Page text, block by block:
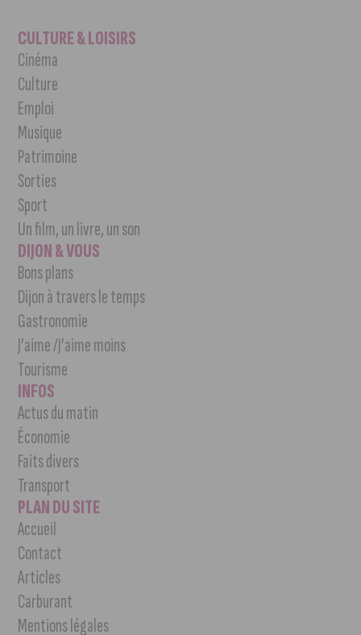
CULTURE & LOISIRS
Cinéma
Culture
Emploi
Musique
Patrimoine
Sorties
Sport
Un film, un livre, un son
DIJON & VOUS
Bons plans
Dijon à travers le temps
Gastronomie
J’aime /J’aime moins
Tourisme
INFOS
Actus du matin
Économie
Faits divers
Transport
PLAN DU SITE
Accueil
Contact
Articles
Carburant
Mentions légales